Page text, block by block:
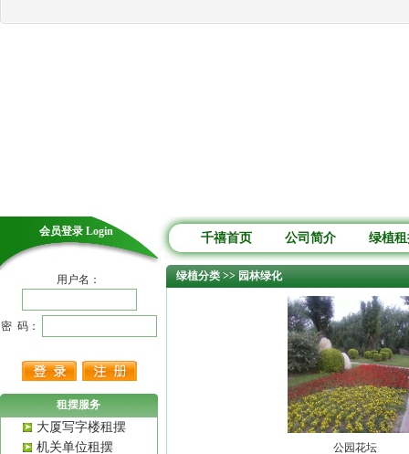
会员登录 Login
用户名：
密 码：
租摆服务
大厦写字楼租摆
机关单位租摆
千禧首页 公司简介 绿植
绿植分类 >> 园林绿化
公园花坛